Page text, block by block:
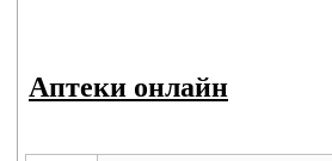
Аптеки онлайн